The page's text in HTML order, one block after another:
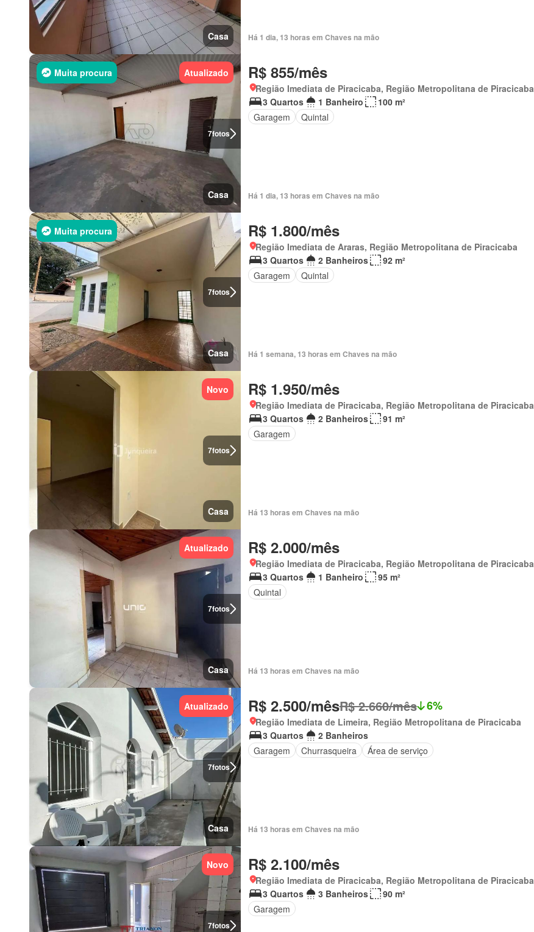
Casa Há 1 dia, 13 horas em Chaves na mão
7fotos
Muita procura Atualizado
Casa
R$ 855/mês
Região Imediata de Piracicaba, Região Metropolitana de Piracicaba
3 Quartos
1 Banheiro
100 m²
Garagem
Quintal
Há 1 dia, 13 horas em Chaves na mão
7fotos
Muita procura
Casa
R$ 1.800/mês
Região Imediata de Araras, Região Metropolitana de Piracicaba
3 Quartos
2 Banheiros
92 m²
Garagem
Quintal
Há 1 semana, 13 horas em Chaves na mão
7fotos
Novo
Casa
R$ 1.950/mês
Região Imediata de Piracicaba, Região Metropolitana de Piracicaba
3 Quartos
2 Banheiros
91 m²
Garagem
Há 13 horas em Chaves na mão
7fotos
Atualizado
Casa
R$ 2.000/mês
Região Imediata de Piracicaba, Região Metropolitana de Piracicaba
3 Quartos
1 Banheiro
95 m²
Quintal
Há 13 horas em Chaves na mão
7fotos
Atualizado
Casa
R$ 2.500/mêsR$ 2.660/mês 6%
Região Imediata de Limeira, Região Metropolitana de Piracicaba
3 Quartos
2 Banheiros
Garagem
Churrasqueira Área de serviço
Há 13 horas em Chaves na mão
7fotos
Novo R$ 2.100/mês
Região Imediata de Piracicaba, Região Metropolitana de Piracicaba
3 Quartos
3 Banheiros
90 m²
Garagem